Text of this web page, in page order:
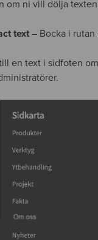
om ni vill dölja
text – Bocka i
en text i sidfoten